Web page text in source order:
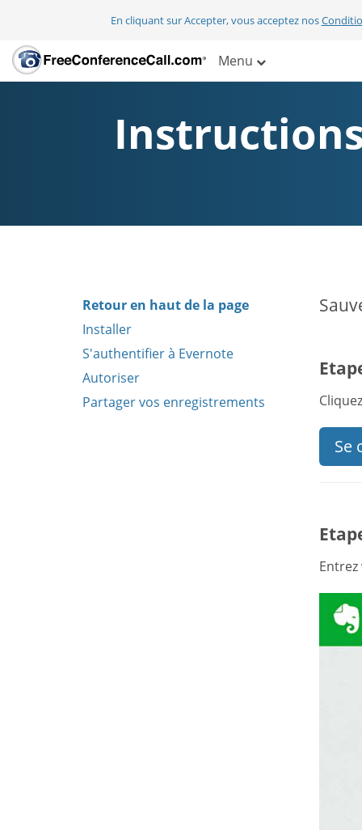
En cliquant sur Accepter, vous acceptez nos
Menu
Retour en haut de la page
Installer
S'authentifier à Evernote
Autoriser
Partager vos enregistrements
Se